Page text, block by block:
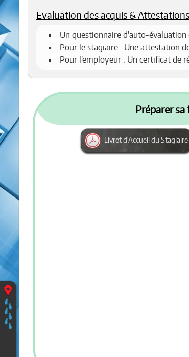
Vous
ici
Evaluation des acquis &
Un questionnaire d'auto-
Pour le stagiaire : Une attestation
Pour l’employeur : Un certificat de
Préparer
Livret d'Accueil du Stagiaire